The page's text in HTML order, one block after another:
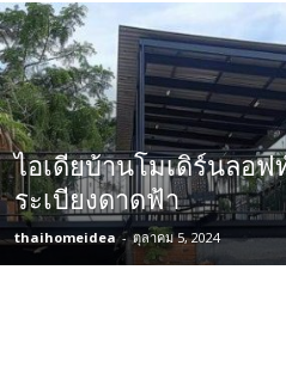
ไอเดียบ้านโมเดิร์นลอ
ระเบียงดาดฟ้า
thaihomeidea - ตุลาคม 5, 2024